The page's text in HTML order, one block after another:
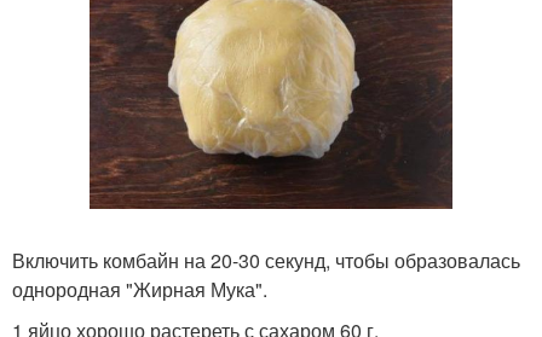
Включить комбайн на 20-30 секунд, чтобы образовалась
однородная "Жирная Мука".
1 яйцо хорошо растереть с сахаром 60 г.